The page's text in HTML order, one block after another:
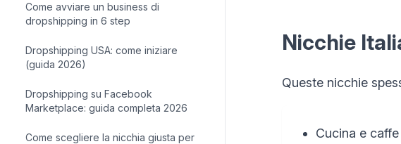
Come avviare un business di
dropshipping in 6 step
Dropshipping USA: come iniziare
(guida 2026)
Dropshipping su Facebook
Marketplace: guida completa 2026
Come scegliere la nicchia giusta per
Nicchie
Queste nicchie
Cucina e